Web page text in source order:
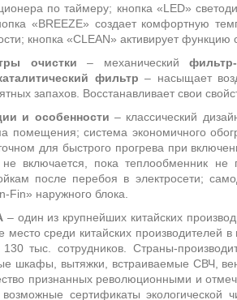
по таймеру; кнопка «LED»
«BREEZE» создает комфортную
кнопка «CLEAN» активирует функцию
очистки – механическийфильтр-
фильтр – насыщает
запахов. Восстанавливает свои
и особенности – классический
помещения; система экономичного
для быстрого прогрева при
не включается, пока теплообменник не
после перебоя в электросети;
-Fin» наружного блока.
– один из крупнейших китайских
место среди китайских производителей
тыс. сотрудников. Страны-
шкафы, вытяжки, встраиваемые СВЧ,
признанных революционными и
сертификаты